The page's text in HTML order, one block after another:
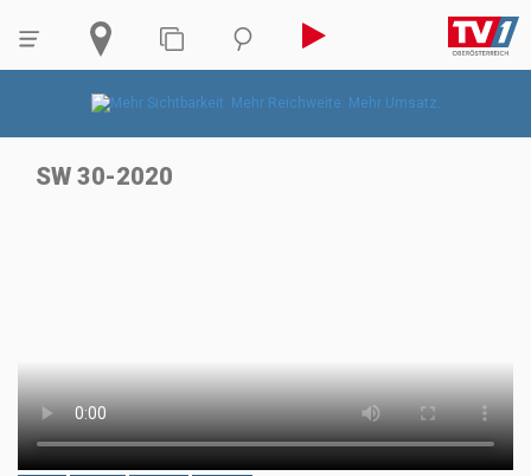
SW 30-2020